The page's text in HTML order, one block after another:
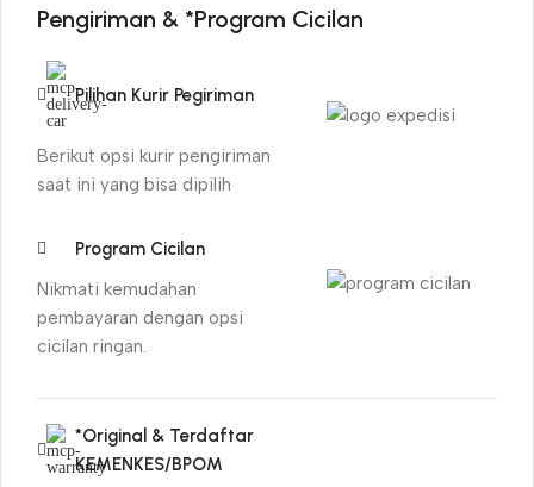
Pengiriman & *Program Cicilan
Pilihan Kurir Pegiriman
Berikut opsi kurir pengiriman
saat ini yang bisa dipilih
Program Cicilan
Nikmati kemudahan
pembayaran dengan opsi
cicilan ringan.
*Original & Terdaftar
KEMENKES/BPOM